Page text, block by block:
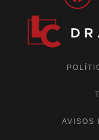
AVISOS